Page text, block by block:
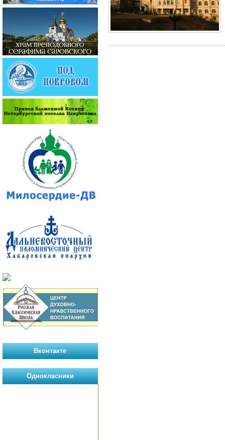
Вконтакте
Однокласники